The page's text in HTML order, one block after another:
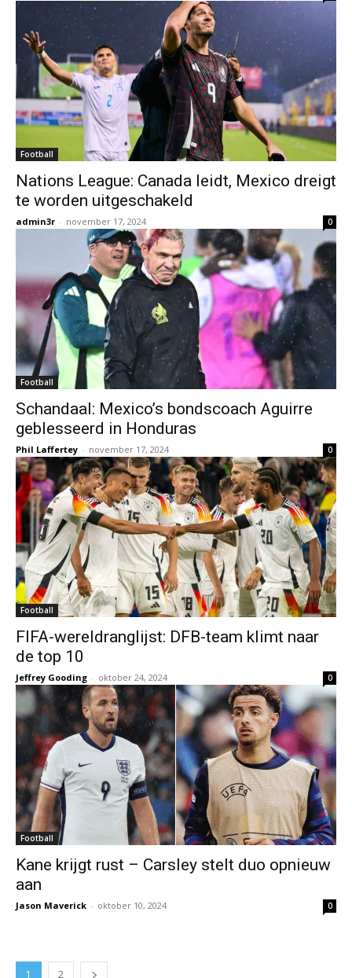
Football
Nations League: Canada leidt, Mexico dreigt
te worden uitgeschakeld
admin3r - november 17, 2024 0
Football
Schandaal: Mexico’s bondscoach Aguirre
geblesseerd in Honduras
Phil Laffertey - november 17, 2024 0
Football
FIFA-wereldranglijst: DFB-team klimt naar
de top 10
Jeffrey Gooding - oktober 24, 2024 0
Football
Kane krijgt rust – Carsley stelt duo opnieuw
aan
Jason Maverick - oktober 10, 2024 0
1 2